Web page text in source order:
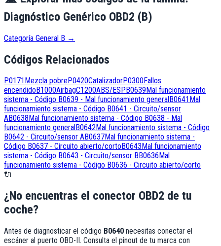
Diagnóstico Genérico OBD2 (B)
Categoría General B →
Códigos Relacionados
P0171 Mezcla pobre P0420CatalizadorP0300 Fallos
encendido B1000AirbagC1200ABS/ESP B0639 Mal funcionamiento
sistema - Código B0639 - Mal funcionamiento general B0641 Mal
funcionamiento sistema - Código B0641 - Circuito/sensor
AB0638 Mal funcionamiento sistema - Código B0638 - Mal
funcionamiento general B0642Mal funcionamiento sistema - Código
B0642 - Circuito/sensor AB0637Mal funcionamiento sistema -
Código B0637 - Circuito abierto/corto B0643 Mal funcionamiento
sistema - Código B0643 - Circuito/sensor B B0636 Mal
funcionamiento sistema - Código B0636 - Circuito abierto/corto
🔌
¿No encuentras el conector OBD2 de tu
coche?
Antes de diagnosticar el código B0640 necesitas conectar el
escáner al puerto OBD-II. Consulta el pinout de tu marca con